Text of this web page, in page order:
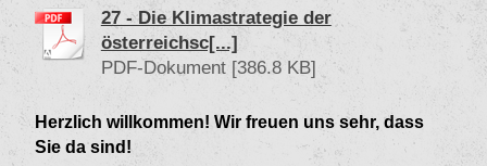
27 - Die Klimastrategie der
österreichsc[...]
PDF-Dokument [386.8 KB]
Herzlich willkommen! Wir freuen uns sehr, dass
Sie da sind!